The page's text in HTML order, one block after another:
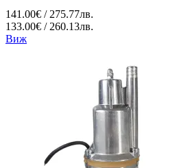
141.00€ / 275.77лв.
133.00€ / 260.13лв.
Виж